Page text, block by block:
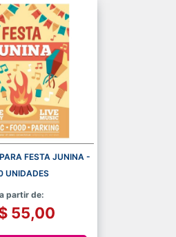
FESTA JUNINA -
UNIDADES
a partir de:
55,00